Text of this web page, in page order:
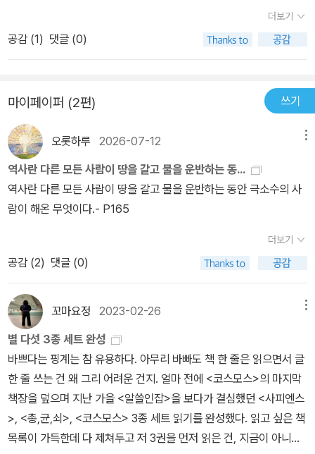
과 함께 벌어졌던 멸종의 제1 물결.농부들의 확산과 함께 벌어졌던 멸
종의 제2 물결.산업활동이 일으키고 있는 멸종의 제3 물결.육지의 오
수 있을텐데...농업혁명이후 사유재산이 생기며 계급이 만들어졌다.
보이지 않는 선 ! 위계 질서 ! 이것이 모두 상상의 산물이다.P213사회
적 차별이 형성되는 데는 타고난 능력의 차이도 한몫 하지만, 능력과
성격의 다양성우 보통 상상의 질서의 영향을 받기 마련이다.자기 개
발을 위해 노력하고 주변환경에 영향을 받지만,주도적으로 이끌어서
행동 양식을 바꾸고 인맥을 잘 유지한다면 ... 상상의 산물인 윗 단계
로 올라갈 수 있다.위계질서를 그대로 유지하려는 침략자.자신의 세
수 부족을 무시하며 지배했던 시대.제국은 수많은 작은 문화를 융합
해 몇 개의 큰 문화로만드는 데 결정적 역할을 했다. 그리고 제국의 문
화를 퍼뜨려 관리하려 했다.스스로 편하기 위해서,정통성을 얻기 위
해서 P413과학자와 정복자는 둘 다 무지를 인정하는 데서 출발했
다'저 밖에 무엇이 있는지 나는 모른다.' 이들은 둘 다 밖으로 나가서
새로운 발견을 해야겠다는 강박을 느끼고 있었다. 그리고 그렇게 얻
은 새로운 지식이 자신을 세계의 주인으로 만들어 주기를 둘 다 희망
했다.호기심 !인류가 계속 발전할 수 있었던 이유.내가 책을 계속 찾아
읽는 이유.모르기때문에...너무 알고 싶어서...P576지난 40억 년이
자연선택의 기간이었다면, 이제 지적인 설계가 지배하는 우주적인 새
시대가 열리려고 하고 있다자연선택을 지적설계로 대체하는 일이 진
처럼 느껴졌다.고객을 사로잡는 아주 매혹적인 달변가를 만난 기분.
책의 내용은 이미 널리 알려졌기에 개인적은 감상평을 남기자면,책은
총 4부로 구성되어 있는데,(인지혁명, 농협혁명, 인류의 통합, 과학혁
기라 휘리릭 읽었고, 뒤의 인류의 통합과 과학혁명 부분이 굉장히 흥
미로웠다. 책의 주제 :역사의 진로를 형성한 인지혁명, 농업혁명, 과학
혁명은 인간과 그 이웃 생명체에게 어떤 영향을 끼쳤을까?인지 혁명
- 불과 언어(뒷담화의 혁명 ㅋ)농업 혁명 - 인류의 대규모 협력망 형
성. 이것이 가능했던 이유는 상상의 질서를 창조하고 문자 체계를 고
안했기 때문이다. 이런 상상의 산물 화폐, 정치, 종교 등이 인류에 어
택은 인류를 위해 이루어지는 것이 아니다. 역사는 카오스적이기에
예측될 수도 없다. 무수히 많은 가능성 중 어떠한 것이 실현되는 것이
다.최근 5백 년 전 일어난 과학혁명은 무지의 혁명이다. 과학은 모종
의 이데올로기와 제휴해서 발전을 했다. 신대륙 발견을 계기로 비약
적인 과학의 발전이 이루어짐. 산업혁명은 제2차 농업 혁명이라고 부
른다. 값싸고 풍부한 에너지를 발견했고, 거기에 한정적인 원자재마
저 극복하게 만들었다. 이미 국가라는 경계는 허물어졌고, 생명의 법
칙을 바꾸는 방법들도 생겨났다. 이제 우리는 무엇이 되고 싶은가?의
질문에 답을 찾아내야 한다. 언제까지 정치적 윤리적인 이유로 과학
발전을 막을 수 있을까? 이들이 제시하는 길가메시 프로젝트(죽음을
더보기
공감 (1) 댓글 (0)
마이페이퍼 (2편) 쓰기
오롯하루 2026-07-12
역사란 다른 모든 사람이 땅을 갈고 물을 운반하는 동...
역사란 다른 모든 사람이 땅을 갈고 물을 운반하는 동안 극소수의 사
람이 해온 무엇이다.- P165
더보기
공감 (2) 댓글 (0)
꼬마요정 2023-02-26
별 다섯 3종 세트 완성
바쁘다는 핑계는 참 유용하다. 아무리 바빠도 책 한 줄은 읽으면서 글
한 줄 쓰는 건 왜 그리 어려운 건지. 얼마 전에 <코스모스>의 마지막
책장을 덮으며 지난 가을 <알쓸인잡>을 보다가 결심했던 <사피엔스
>, <총,균,쇠>, <코스모스> 3종 세트 읽기를 완성했다. 읽고 싶은 책
목록이 가득한데 다 제쳐두고 저 3권을 먼저 읽은 건, 지금이 아니면